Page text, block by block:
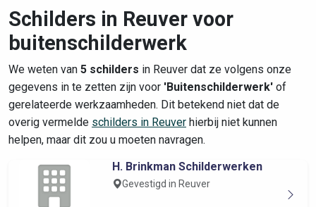
Schilders in Reuver voor
buitenschilderwerk
We weten van 5 schilders in Reuver dat ze volgens onze
gegevens in te zetten zijn voor 'Buitenschilderwerk' of
gerelateerde werkzaamheden. Dit betekend niet dat de
overig vermelde schilders in Reuver hierbij niet kunnen
helpen, maar dit zou u moeten navragen.
H. Brinkman Schilderwerken
Gevestigd in Reuver